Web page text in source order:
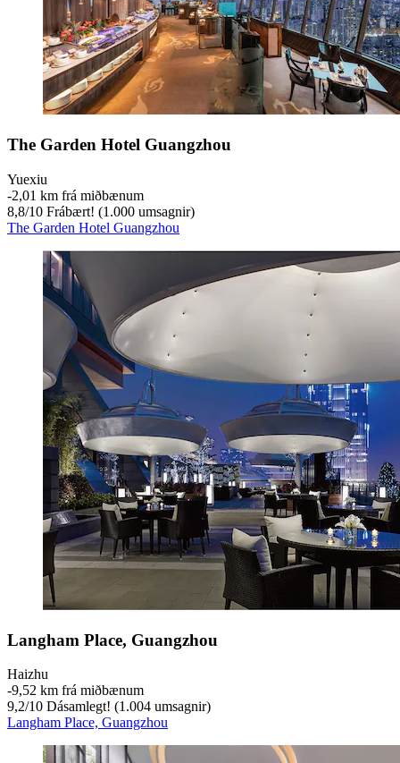
The Garden Hotel Guangzhou
Yuexiu
‐2,01 km frá miðbænum
8,8/10 Frábært! (1.000 umsagnir)
The Garden Hotel Guangzhou
Langham Place, Guangzhou
Haizhu
‐9,52 km frá miðbænum
9,2/10 Dásamlegt! (1.004 umsagnir)
Langham Place, Guangzhou